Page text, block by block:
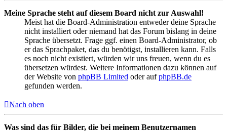
Meine Sprache steht auf diesem Board nicht zur Auswahl!
Meist hat die Board-Administration entweder deine Sprache
nicht installiert oder niemand hat das Forum bislang in deine
Sprache übersetzt. Frage ggf. einen Board-Administrator, ob
er das Sprachpaket, das du benötigst, installieren kann. Falls
es noch nicht existiert, würden wir uns freuen, wenn du es
übersetzen würdest. Weitere Informationen dazu können auf
der Website von phpBB Limited oder aufphpBB.de
gefunden werden.
Nach oben
Was sind das für Bilder, die bei meinem Benutzernamen